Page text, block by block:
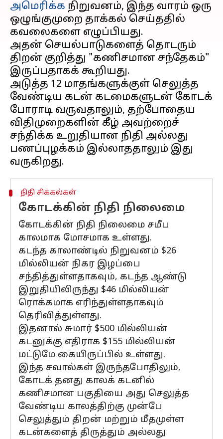
அமெரிக்க நிறுவனம், இந்த வாரம் ஒரு
ஒழுங்குமுறை தாக்கல் செய்ததில்
கவலைகளை எழுப்பியது.
அதன் செயல்பாடுகளைத் தொடரும்
திறன் குறித்து "கணிசமான சந்தேகம்"
இருப்பதாகக் கூறியது.
அடுத்த 12 மாதங்களுக்குள் செலுத்த
வேண்டிய கடன் கடமைகளுடன் கோடக்
போராடி வருவதாலும், தற்போதைய
விதிமுறைகளின் கீழ் அவற்றைச்
சந்திக்க உறுதியான நிதி அல்லது
பணப்புழக்கம் இல்லாததாலும் இது
நிதி சிக்கல்கள்
கோடக்கின் நிதி நிலைமை
கோடக்கின் நிதி நிலைமை சமீப
காலமாக மோசமாக உள்ளது.
கடந்த காலாண்டில் நிறுவனம் $26
மில்லியன் நிகர இழப்பை
சந்தித்துள்ளதாகவும், கடந்த ஆண்டு
இறுதியிலிருந்து $46 மில்லியன்
ரொக்கமாக எரிந்துள்ளதாகவும்
தெரிவித்துள்ளது.
இதனால் சுமார் $500 மில்லியன்
கடனுக்கு எதிராக $155 மில்லியன்
மட்டுமே கையிருப்பில் உள்ளது.
இந்த சவால்கள் இருந்தபோதிலும்,
கோடக் தனது காலக் கடனில்
கணிசமான பகுதியை அது செலுத்த
வேண்டிய காலத்திற்கு முன்பே
செலுத்தும் திறன் மற்றும் மீதமுள்ள
கடன்களைத் திருத்தும் அல்லது